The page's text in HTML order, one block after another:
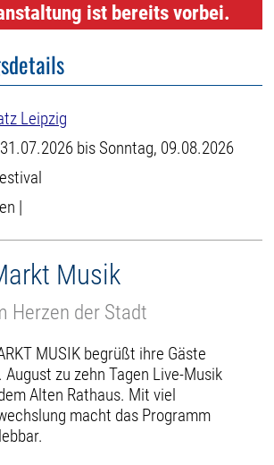
ist bereits vorbei.
Leipzig
bis Sonntag, 09.08.2026
|
Musik
Herzen der Stadt
MUSIK begrüßt ihre Gäste
zu zehn Tagen Live-Musik
Alten Rathaus. Mit viel
macht das Programm